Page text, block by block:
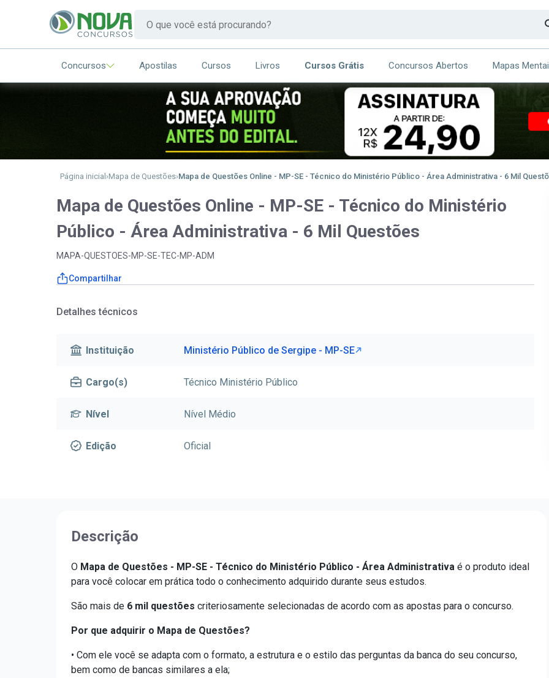
Concursos Apostilas Cursos Livros Cursos Grátis Concursos Abertos Mapas
Página inicial Mapa de Questões Mapa de Questões Online - MP-SE - Técnico do Ministério Público - Área Administrativa - 6 Mil
Mapa de Questões Online - MP-SE - Técnico do Ministério
Público - Área Administrativa - 6 Mil Questões
MAPA-QUESTOES-MP-SE-TEC-MP-ADM
Compartilhar
Detalhes técnicos
Instituição Ministério Público de Sergipe - MP-SE
Cargo(s) Técnico Ministério Público
Nível Nível Médio
Edição Oficial
Descrição
O Mapa de Questões - MP-SE - Técnico do Ministério Público - Área Administrativa é o produto ideal
para você colocar em prática todo o conhecimento adquirido durante seus estudos.
São mais de 6 mil questões criteriosamente selecionadas de acordo com as apostas para o concurso.
Por que adquirir o Mapa de Questões?
• Com ele você se adapta com o formato, a estrutura e o estilo das perguntas da banca do seu concurso,
bem como de bancas similares a ela;